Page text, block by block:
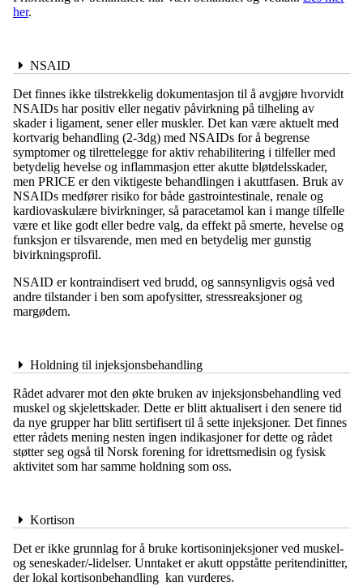
her.
NSAID
Det finnes ikke tilstrekkelig dokumentasjon til å avgjøre hvorvidt
NSAIDs har positiv eller negativ påvirkning på tilheling av
skader i ligament, sener eller muskler. Det kan være aktuelt med
kortvarig behandling (2-3dg) med NSAIDs for å begrense
symptomer og tilrettelegge for aktiv rehabilitering i tilfeller med
betydelig hevelse og inflammasjon etter akutte bløtdelsskader,
men PRICE er den viktigeste behandlingen i akuttfasen. Bruk av
NSAIDs medfører risiko for både gastrointestinale, renale og
kardiovaskulære bivirkninger, så paracetamol kan i mange tilfelle
være et like godt eller bedre valg, da effekt på smerte, hevelse og
funksjon er tilsvarende, men med en betydelig mer gunstig
bivirkningsprofil.
NSAID er kontraindisert ved brudd, og sannsynligvis også ved
andre tilstander i ben som apofysitter, stressreaksjoner og
margødem.
Holdning til injeksjonsbehandling
Rådet advarer mot den økte bruken av injeksjonsbehandling ved
muskel og skjelettskader. Dette er blitt aktualisert i den senere tid
da nye grupper har blitt sertifisert til å sette injeksjoner. Det finnes
etter rådets mening nesten ingen indikasjoner for dette og rådet
støtter seg også til Norsk forening for idrettsmedisin og fysisk
aktivitet som har samme holdning som oss.
Kortison
Det er ikke grunnlag for å bruke kortisoninjeksjoner ved muskel-
og seneskader/-lidelser. Unntaket er akutt oppståtte peritendinitter,
der lokal kortisonbehandling kan vurderes.